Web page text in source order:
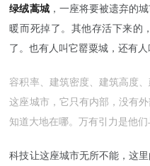
绿绒蒿城，一座将要被遗弃的
暖而死掉了。其他存活下来的
了。也有人叫它罂粟城，还有人
容积率、建筑密度、建筑高度
这座城市，它只有内部，没有
知道大地在哪。万有引力是他们
科技让这座城市无所不能，这